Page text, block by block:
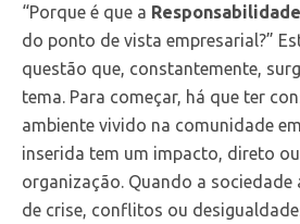
“Porque é que a
do ponto de vista empresarial?”
questão que, constantemente,
tema. Para começar, há que ter
ambiente vivido na comunidade
inserida tem um impacto, direto
organização. Quando a sociedade
de crise, conflitos ou